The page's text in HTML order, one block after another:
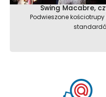
Swing Macabre,
Podwieszone